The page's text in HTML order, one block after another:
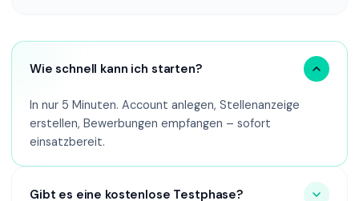
Wie schnell kann ich starten?
In nur 5 Minuten. Account anlegen, Stellenanzeige
erstellen, Bewerbungen empfangen – sofort
einsatzbereit.
Gibt es eine kostenlose Testphase?